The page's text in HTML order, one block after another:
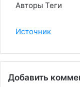
Авторы Теги
Источник
Добавить